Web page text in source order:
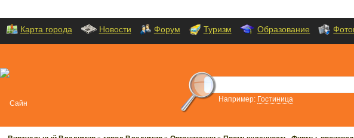
Карта города Новости Форум Туризм Образование
Например: Гостиница